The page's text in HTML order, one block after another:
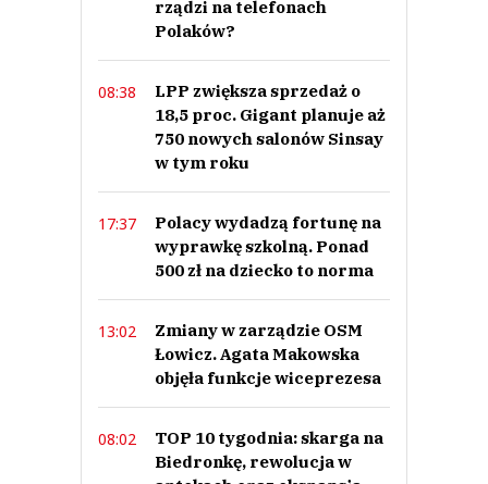
robić za 4 inne :/ no z tym...
Chcą być lepsi od konkurencji, jednak niestety im to nie wychodzi. Ceny
robić za 4 inne :/ no z tym sobie na pewno nie pomogą w walce z
konkurencją, jedynie, głupim porównywaniem, smsami i reklamami. W tym
są lepsi… ale czy pozytywnie…
Czytaj całość
Piotrek
0
Zostaw swoje komentarze
Imię (Wymagane)
Prześlij komentarz
rządzi na telefonach
Polaków?
08:38
LPP zwiększa sprzedaż o
18,5 proc. Gigant planuje aż
750 nowych salonów Sinsay
w tym roku
17:37
Polacy wydadzą fortunę na
wyprawkę szkolną. Ponad
500 zł na dziecko to norma
13:02
Zmiany w zarządzie OSM
Łowicz. Agata Makowska
objęła funkcje wiceprezesa
08:02
TOP 10 tygodnia: skarga na
Biedronkę, rewolucja w